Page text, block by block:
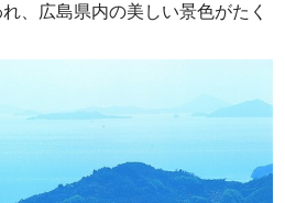
、広島県内の美しい景色がたく